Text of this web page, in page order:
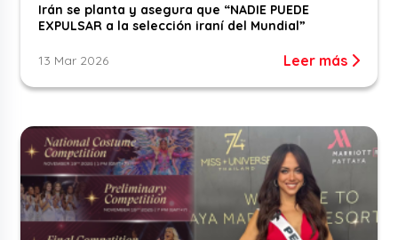
Irán se planta y asegura que “NADIE PUEDE
EXPULSAR a la selección iraní del Mundial”
13 Mar 2026 Leer más